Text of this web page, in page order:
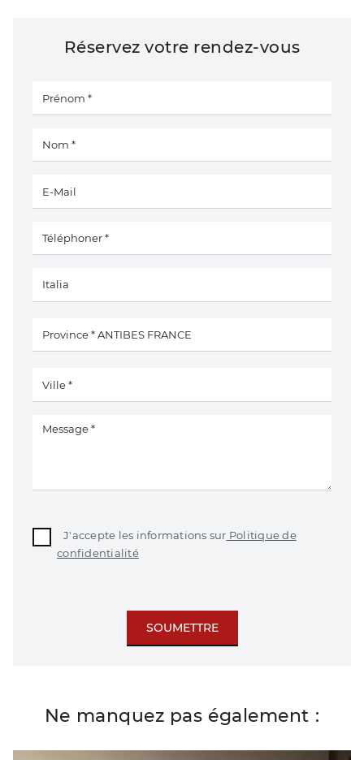
Réservez votre rendez-vous
J'accepte les informations sur Politique de
confidentialité
SOUMETTRE
Ne manquez pas également :